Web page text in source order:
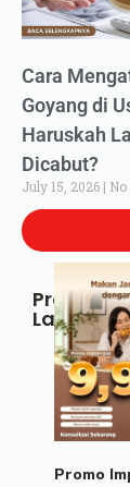
Cara
Goyang di
Haruskah
Dicabut?
July 15, 2026
Promo
Lainnya
Promo